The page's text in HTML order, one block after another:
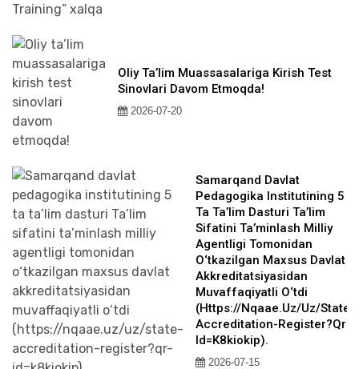
Oliy Ta’lim Muassasalariga Kirish Test
Sinovlari Davom Etmoqda!
2026-07-20
Samarqand Davlat
Pedagogika Institutining 5
Ta Ta’lim Dasturi Ta’lim
Sifatini Ta’minlash Milliy
Agentligi Tomonidan
O‘tkazilgan Maxsus Davlat
Akkreditatsiyasidan
Muvaffaqiyatli O‘tdi
(https://nqaae.uz/uz/state-
Accreditation-Register?qr-
Id=k8kiokip).
2026-07-15